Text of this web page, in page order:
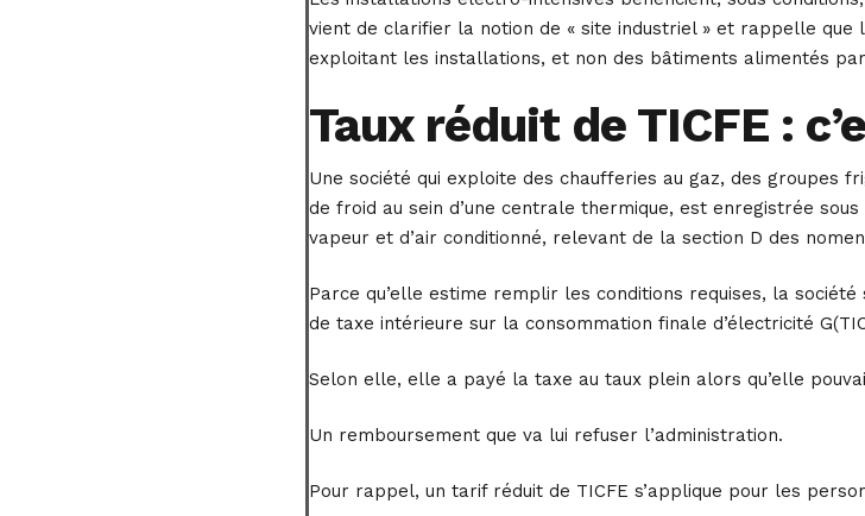
vient de clarifier la notion de « site industriel » et rappelle que
exploitant les installations, et non des bâtiments alimentés
Taux réduit de TICFE :
Une société qui exploite des chaufferies au gaz, des groupes
de froid au sein d’une centrale thermique, est enregistrée
vapeur et d’air conditionné, relevant de la section D des
Parce qu’elle estime remplir les conditions requises, la
de taxe intérieure sur la consommation finale d’électricité
Selon elle, elle a payé la taxe au taux plein alors qu’elle
Un remboursement que va lui refuser l’administration.
Pour rappel, un tarif réduit de TICFE s’applique pour les